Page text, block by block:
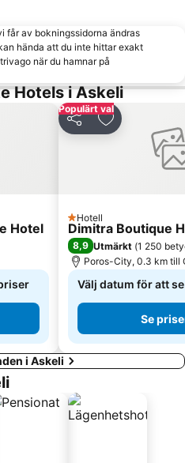
Anavissos 1
får av bokningssidorna ändras
hända att du inte hittar exakt
när du hamnar på
Hotels i Askeli
Hotel
Populärt val
Dela Lägg till i
1 Stjärnor
Hotell
Dimitra Boutique
8,9 Utmärkt (1 250
Poros-City, 0.3 km till
Välj datum för att
Se
i Askeli